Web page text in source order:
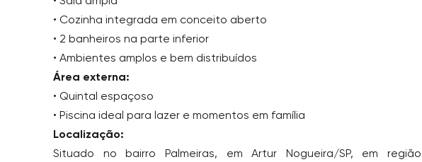
• Cozinha integrada em conceito aberto
• 2 banheiros na parte inferior
• Ambientes amplos e bem distribuídos
Área externa:
• Quintal espaçoso
• Piscina ideal para lazer e momentos em família
Localização:
Situado no bairro Palmeiras, em Artur Nogueira/SP, em região